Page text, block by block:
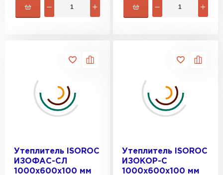
Утеплитель ISOROC
ИЗОФАС-СЛ
1000х600х100 мм
Утеплитель ISOROC
ИЗОКОР-С
1000х600х100 мм